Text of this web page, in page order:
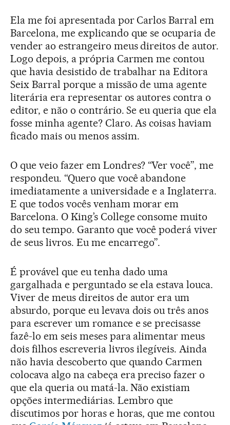
Ela me foi apresentada por Carlos Barral em
Barcelona, me explicando que se ocuparia de
vender ao estrangeiro meus direitos de autor.
Logo depois, a própria Carmen me contou
que havia desistido de trabalhar na Editora
Seix Barral porque a missão de uma agente
literária era representar os autores contra o
editor, e não o contrário. Se eu queria que ela
fosse minha agente? Claro. As coisas haviam
ficado mais ou menos assim.
O que veio fazer em Londres? “Ver você”, me
respondeu. “Quero que você abandone
imediatamente a universidade e a Inglaterra.
E que todos vocês venham morar em
Barcelona. O King’s College consome muito
do seu tempo. Garanto que você poderá viver
de seus livros. Eu me encarrego”.
É provável que eu tenha dado uma
gargalhada e perguntado se ela estava louca.
Viver de meus direitos de autor era um
absurdo, porque eu levava dois ou três anos
para escrever um romance e se precisasse
fazê-lo em seis meses para alimentar meus
dois filhos escreveria livros ilegíveis. Ainda
não havia descoberto que quando Carmen
colocava algo na cabeça era preciso fazer o
que ela queria ou matá-la. Não existiam
opções intermediárias. Lembro que
discutimos por horas e horas, que me contou